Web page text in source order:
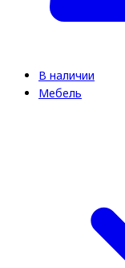
В наличии
Мебель